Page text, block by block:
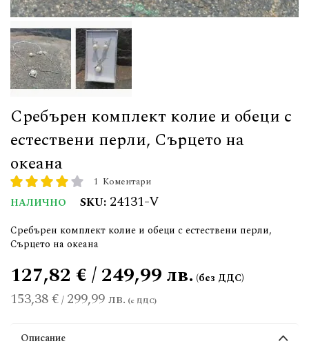
Сребърен комплект колие и обеци с
естествени перли, Сърцето на
океана
рейтинг: 1 Коментари
НАЛИЧНО SKU 24131-V
Сребърен комплект колие и обеци с естествени перли,
Сърцето на океана
153,38 €/ 299,99 лв.
127,82 € / 249,99 лв.
Описание